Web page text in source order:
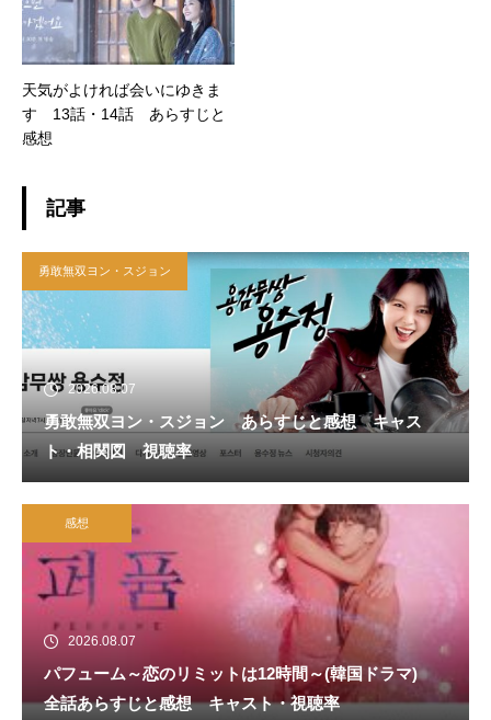
天気がよければ会いにゆきま
す 13話・14話 あらすじと
感想
記事
勇敢無双ヨン・スジョン
2026.08.07
勇敢無双ヨン・スジョン あらすじと感想 キャス
ト・相関図 視聴率
感想
2026.08.07
パフューム～恋のリミットは12時間～(韓国ドラマ)
全話あらすじと感想 キャスト・視聴率